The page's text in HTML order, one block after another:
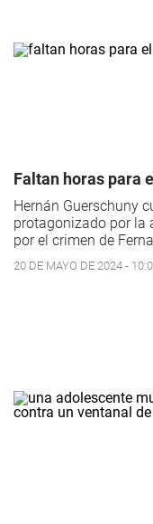
Faltan horas para
Hernán Guerschuny
protagonizado por la
por el crimen de
20 DE MAYO DE 2024 -